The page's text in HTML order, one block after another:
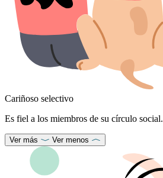
Cariñoso selectivo
Es fiel a los miembros de su círculo social.
Ver más Ver menos